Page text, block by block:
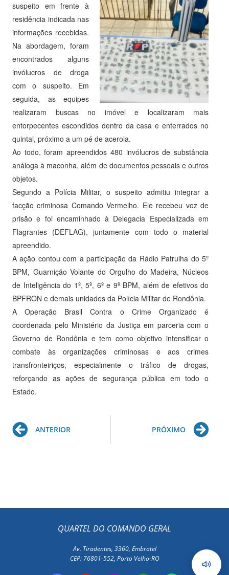
suspeito em frente à
residência indicada nas
informações recebidas.
Na abordagem, foram
encontrados alguns
invólucros de droga
com o suspeito. Em
seguida, as equipes
realizaram buscas no imóvel e localizaram mais
entorpecentes escondidos dentro da casa e enterrados no
quintal, próximo a um pé de acerola.
Ao todo, foram apreendidos 480 invólucros de substância
análoga à maconha, além de documentos pessoais e outros
objetos.
Segundo a Polícia Militar, o suspeito admitiu integrar a
facção criminosa Comando Vermelho. Ele recebeu voz de
prisão e foi encaminhado à Delegacia Especializada em
Flagrantes (DEFLAG), juntamente com todo o material
apreendido.
A ação contou com a participação da Rádio Patrulha do 5º
BPM, Guarnição Volante do Orgulho do Madeira, Núcleos
de Inteligência do 1º, 5º, 6º e 9º BPM, além de efetivos do
BPFRON e demais unidades da Polícia Militar de Rondônia.
A Operação Brasil Contra o Crime Organizado é
coordenada pelo Ministério da Justiça em parceria com o
Governo de Rondônia e tem como objetivo intensificar o
combate às organizações criminosas e aos crimes
transfronteiriços, especialmente o tráfico de drogas,
reforçando as ações de segurança pública em todo o
Estado.
Prev
ANTERIOR PRÓXIMO
QUARTEL DO COMANDO GERAL
Av. Tiradentes, 3360, Embratel
CEP: 76801-552, Porto Velho-RO